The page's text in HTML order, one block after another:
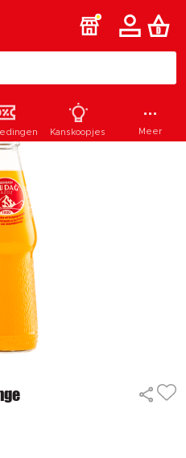
Kanskoopjes Meer